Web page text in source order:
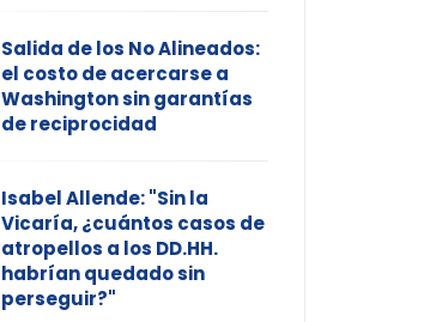
Salida de los No Alineados:
el costo de acercarse a
Washington sin garantías
de reciprocidad
Isabel Allende: "Sin la
Vicaría, ¿cuántos casos de
atropellos a los DD.HH.
habrían quedado sin
perseguir?"